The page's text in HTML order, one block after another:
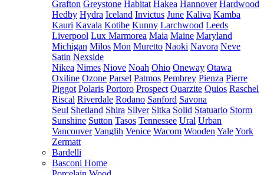
Grafton Greystone Habitat Hakea Hannover Hardwood
Hedby Hydra Iceland Invictus June Kaliva Kamba
Kauri Kavala Kotibe Kunny Larchwood Leeds
Liverpool Lux Marmorea Maia Maine Maryland
Michigan Milos Mon Muretto Naoki Navora Neve
Satin Nexside
Nikea Nimes Niove Noah Ohio Oneway Otawa
Oxiline Ozone Parsel Patmos Pembrey Pienza Pierre
Piggot Polaris Portoro Prospect Quarzite Quios Raschel
Riscal Riverdale Rodano Sanford Savona
Seul Shetland Shira Silver Sitka Solid Statuario Storm
Sunshine Sutton Tasos Tennessee Ural Urban
Vancouver Vanglih Venice Wacom Wooden YaleYork
Zermatt
Bardelli
Basconi Home